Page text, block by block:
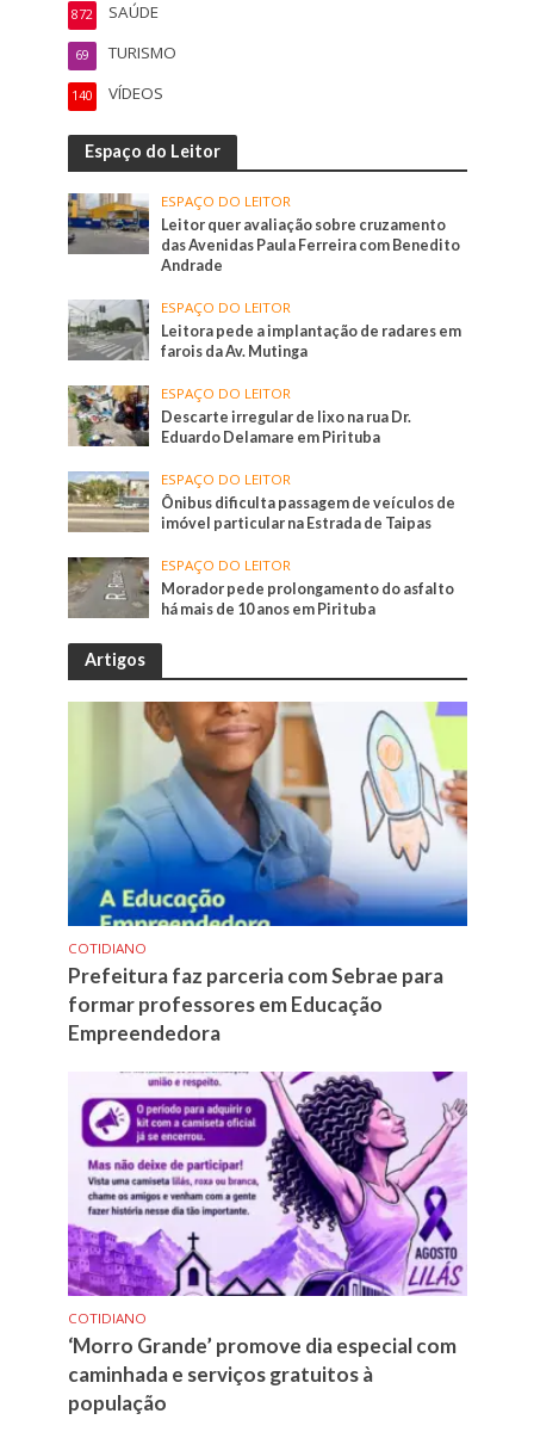
SAÚDE
872
TURISMO
69
VÍDEOS
140
Espaço do Leitor
ESPAÇO DO LEITOR
Leitor quer avaliação sobre cruzamento
das Avenidas Paula Ferreira com Benedito
Andrade
ESPAÇO DO LEITOR
Leitora pede a implantação de radares em
farois da Av. Mutinga
ESPAÇO DO LEITOR
Descarte irregular de lixo na rua Dr.
Eduardo Delamare em Pirituba
ESPAÇO DO LEITOR
Ônibus dificulta passagem de veículos de
imóvel particular na Estrada de Taipas
ESPAÇO DO LEITOR
Morador pede prolongamento do asfalto
há mais de 10 anos em Pirituba
Artigos
COTIDIANO
Prefeitura faz parceria com Sebrae para
formar professores em Educação
Empreendedora
COTIDIANO
‘Morro Grande’ promove dia especial com
caminhada e serviços gratuitos à
população